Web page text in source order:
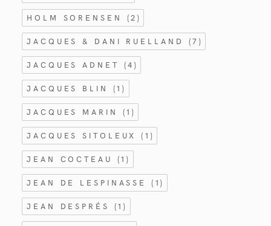
HOLM SORENSEN (2)
JACQUES & DANI RUELLAND (7)
JACQUES ADNET (4)
JACQUES BLIN (1)
JACQUES MARIN (1)
JACQUES SITOLEUX(1)
JEAN COCTEAU (1)
JEAN DE LESPINASSE(1)
JEAN DESPRÉS (1)